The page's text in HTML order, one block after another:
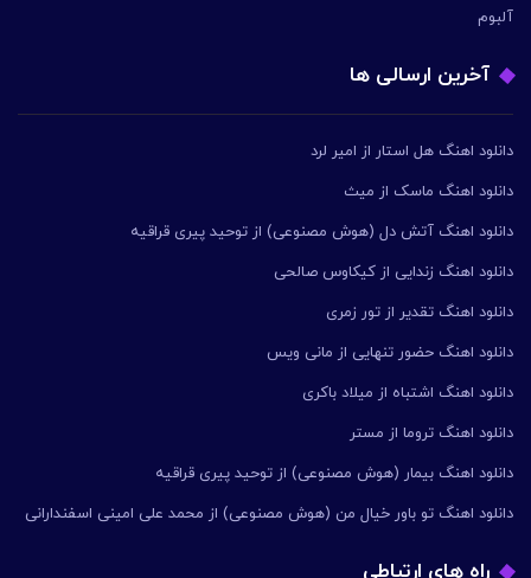
آلبوم
آخرین ارسالی ها
دانلود اهنگ هل استار از امیر لرد
دانلود اهنگ ماسک از میث
دانلود اهنگ آتش دل (هوش مصنوعی) از توحید پیری قراقیه
دانلود اهنگ زندایی از کیکاوس صالحی
دانلود اهنگ تقدیر از تور زمری
دانلود اهنگ حضور تنهایی از مانی ویس
دانلود اهنگ اشتباه از میلاد باکری
دانلود اهنگ تروما از مستر
دانلود اهنگ بیمار (هوش مصنوعی) از توحید پیری قراقیه
دانلود اهنگ تو باور خیال من (هوش مصنوعی) از محمد علی امینی اسفندارانی
راه های ارتباطی